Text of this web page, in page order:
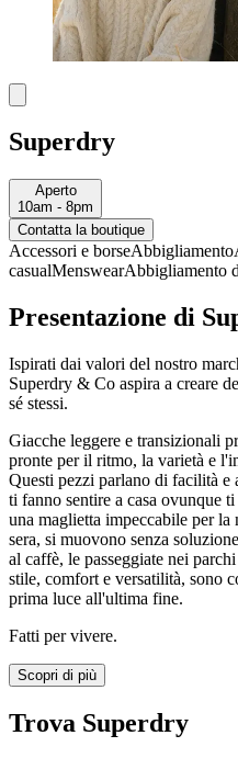
Superdry
Aperto
10am - 8pm
Contatta la boutique
Accessori e borseAbbigliamento
casualMenswearAbbigliamento
Presentazione di
Ispirati dai valori del nostro
Superdry & Co aspira a creare
sé stessi.
Giacche leggere e transizionali
pronte per il ritmo, la varietà e
Questi pezzi parlano di facilità e
ti fanno sentire a casa ovunque
una maglietta impeccabile per la
sera, si muovono senza
al caffè, le passeggiate nei
stile, comfort e versatilità, sono
prima luce all'ultima fine.
Fatti per vivere.
Scopri di più
Trova Superdry